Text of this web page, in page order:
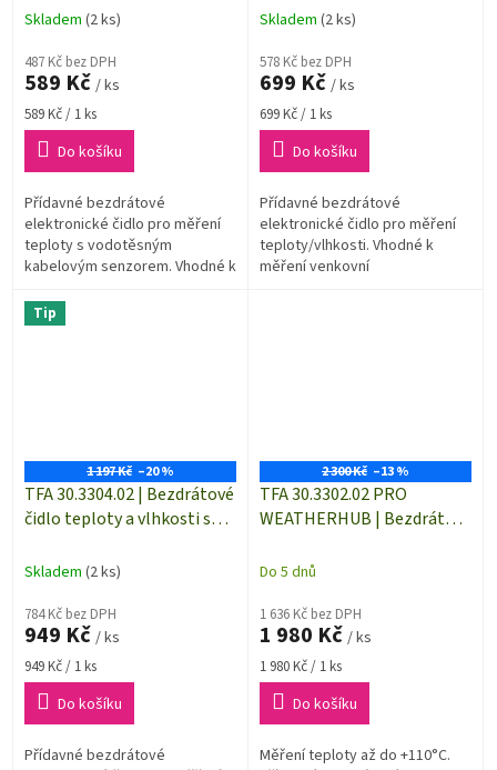
WEATHERHUB
Skladem (2 ks)
487 Kč bez DPH
589 Kč / ks
Měrná
cena:
589 Kč / 1 ks
Do košíku
Přídavné bezdrátové
elektronické čidlo pro měření
teploty s vodotěsným
kabelovým senzorem. Vhodné k
např. teploty v dětském pokoji,
vinném sklepu,...
Skladem (2 ks)
578 Kč bez DPH
699 Kč / ks
Měrná
cena:
699 Kč / 1 ks
Do košíku
Přídavné bezdrátové
elektronické čidlo pro měření
teploty/vlhkosti. Vhodné k
měření venkovní
Tip
1 197 Kč –20 %
TFA 30.3304.02 | Bezdrátové
čidlo teploty a vlhkosti s
WEATHERHUB
Skladem (2 ks)
784 Kč bez DPH
949 Kč / ks
Měrná
cena:
949 Kč / 1 ks
Do košíku
Přídavné bezdrátové
2 300 Kč –13 %
TFA 30.3302.02 PRO
WEATHERHUB | Bezdrátové
profi-kabelovým čidlem
Do 5 dnů
1 636 Kč bez DPH
1 980 Kč / ks
Měrná
cena:
1 980 Kč / 1 ks
Do košíku
Měření teploty až do +110°C.